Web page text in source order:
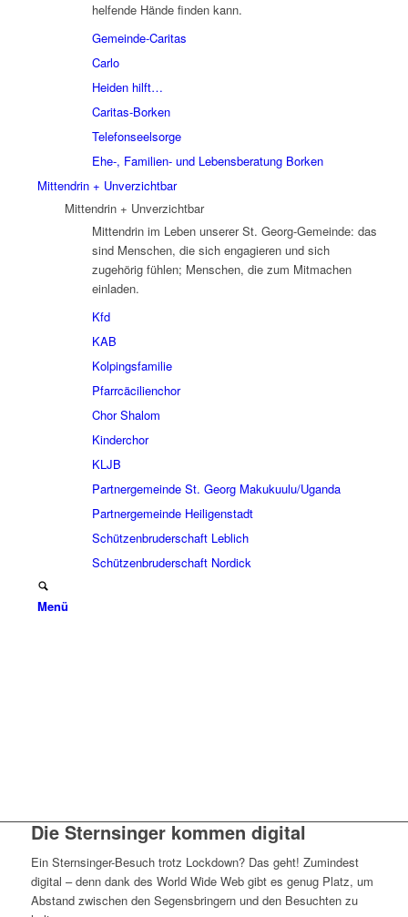
helfende Hände finden kann.
Gemeinde-Caritas
Carlo
Heiden hilft…
Caritas-Borken
Telefonseelsorge
Ehe-, Familien- und Lebensberatung Borken
Mittendrin + Unverzichtbar
Mittendrin + Unverzichtbar
Mittendrin im Leben unserer St. Georg-Gemeinde: das
sind Menschen, die sich engagieren und sich
zugehörig fühlen; Menschen, die zum Mitmachen
einladen.
Kfd
KAB
Kolpingsfamilie
Pfarrcäcilienchor
Chor Shalom
Kinderchor
KLJB
Partnergemeinde St. Georg Makukuulu/Uganda
Partnergemeinde Heiligenstadt
Schützenbruderschaft Leblich
Schützenbruderschaft Nordick
Menü
Die Sternsinger kommen digital
Ein Sternsinger-Besuch trotz Lockdown? Das geht! Zumindest
digital – denn dank des World Wide Web gibt es genug Platz, um
Abstand zwischen den Segensbringern und den Besuchten zu